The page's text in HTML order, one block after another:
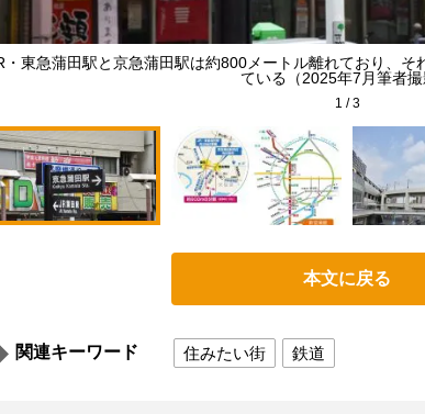
・東急蒲田駅と京急蒲田駅は約800メートル離れており、
ている（2025年7月筆者撮
1 /3
本文に戻る
関連キーワード 住みたい街 鉄道